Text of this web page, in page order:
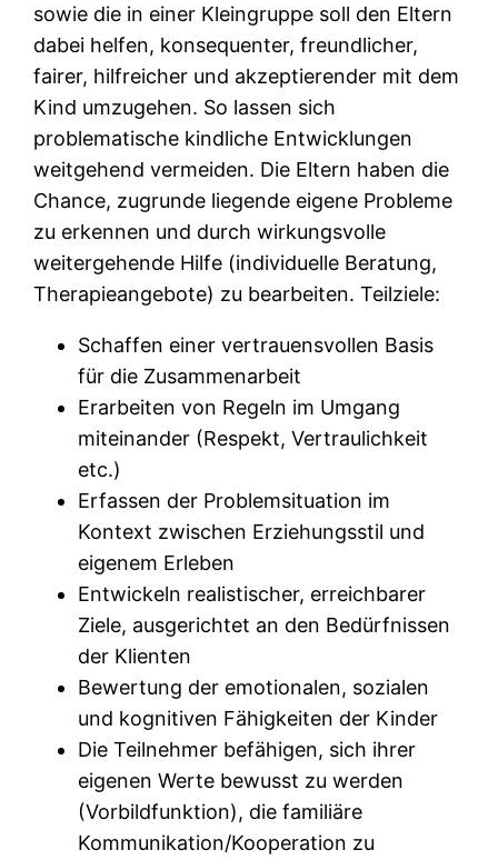
sowie die in einer Kleingruppe soll den Eltern
dabei helfen, konsequenter, freundlicher,
fairer, hilfreicher und akzeptierender mit dem
Kind umzugehen. So lassen sich
problematische kindliche Entwicklungen
weitgehend vermeiden. Die Eltern haben die
Chance, zugrunde liegende eigene Probleme
zu erkennen und durch wirkungsvolle
weitergehende Hilfe (individuelle Beratung,
Therapieangebote) zu bearbeiten. Teilziele:
Schaffen einer vertrauensvollen Basis
für die Zusammenarbeit
Erarbeiten von Regeln im Umgang
miteinander (Respekt, Vertraulichkeit
etc.)
Erfassen der Problemsituation im
Kontext zwischen Erziehungsstil und
eigenem Erleben
Entwickeln realistischer, erreichbarer
Ziele, ausgerichtet an den Bedürfnissen
der Klienten
Bewertung der emotionalen, sozialen
und kognitiven Fähigkeiten der Kinder
Die Teilnehmer befähigen, sich ihrer
eigenen Werte bewusst zu werden
(Vorbildfunktion), die familiäre
Kommunikation/Kooperation zu